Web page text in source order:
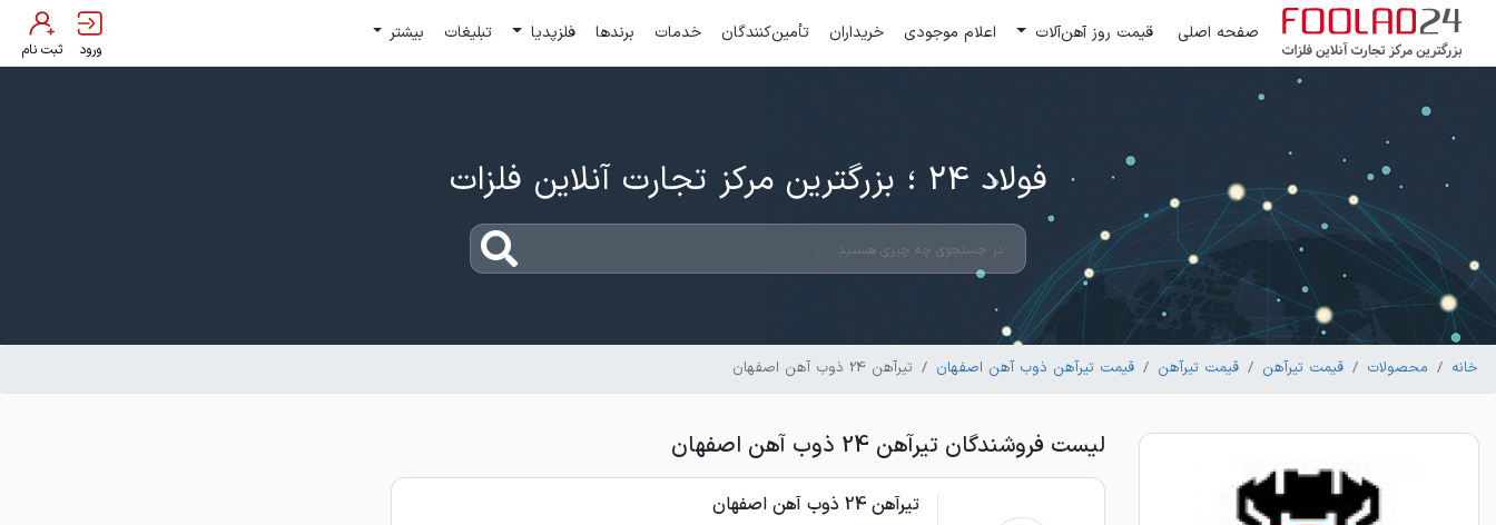
صفحه اصلی قیمت روز آهن‌آلات اعلام موجودی خریداران تأمین‌کنندگان خدمات برندها فلزپدیا تبلیغات بیشتر
ورود ثبت نام
فولاد 24 ؛ بزرگترین مرکز تجارت آنلاین فلزات
خانه محصولات قیمت تیرآهن قیمت تیرآهن قیمت تیرآهن ذوب آهن اصفهان تیرآهن 24 ذوب آهن اصفهان
لیست فروشندگان تیرآهن 24 ذوب آهن اصفهان
تیرآهن 24 ذوب آهن اصفهان